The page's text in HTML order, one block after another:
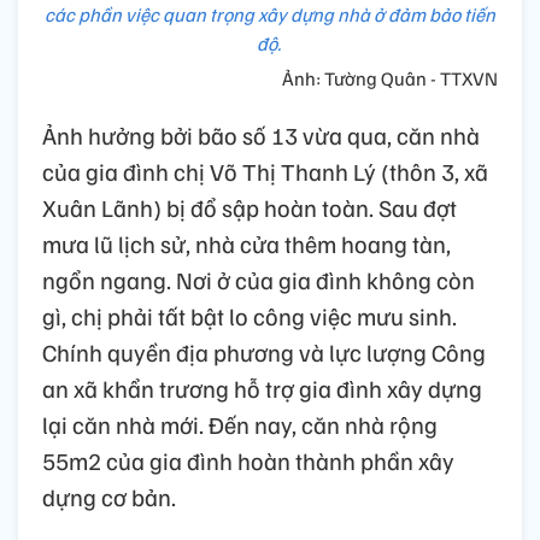
các phần việc quan trọng xây dựng nhà ở đảm bảo tiến
độ.
Ảnh: Tường Quân - TTXVN
Ảnh hưởng bởi bão số 13 vừa qua, căn nhà
của gia đình chị Võ Thị Thanh Lý (thôn 3, xã
Xuân Lãnh) bị đổ sập hoàn toàn. Sau đợt
mưa lũ lịch sử, nhà cửa thêm hoang tàn,
ngổn ngang. Nơi ở của gia đình không còn
gì, chị phải tất bật lo công việc mưu sinh.
Chính quyền địa phương và lực lượng Công
an xã khẩn trương hỗ trợ gia đình xây dựng
lại căn nhà mới. Đến nay, căn nhà rộng
55m2 của gia đình hoàn thành phần xây
dựng cơ bản.